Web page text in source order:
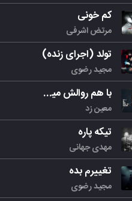
کم خونی
مرتض اشرفی
تولد (اجرای زنده)
مجید رضوی
با هم روالش میکنیم
معین زد
تیکه پاره
مهدی جهانی
تغییرم بده
مجید رضوی